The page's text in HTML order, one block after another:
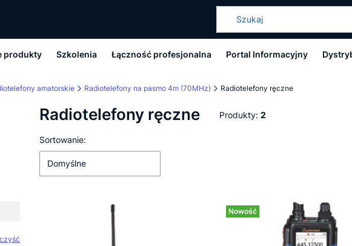
produkty Szkolenia Łączność profesjonalna Portal Informacyjny
amatorskie Radiotelefony na pasmo 4m (70MHz) Radiotelefony ręczne
Radiotelefony ręczne Produkty: 2
Lista produktów
Sortowanie:
Domyślne
Nowość